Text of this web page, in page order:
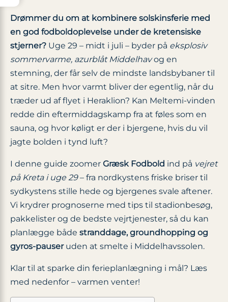
Drømmer du om at kombinere solskinsferie med
en god fodboldoplevelse under de kretensiske
stjerner? Uge 29 – midt i juli – byder på eksplosiv
sommervarme, azurblåt Middelhavog en
stemning, der får selv de mindste landsbybaner til
at sitre. Men hvor varmt bliver der egentlig, når du
træder ud af flyet i Heraklion? Kan Meltemi-vinden
redde din eftermiddagskamp fra at føles som en
sauna, og hvor køligt er der i bjergene, hvis du vil
jagte bolden i tynd luft?
I denne guide zoomer Græsk Fodbold ind på vejret
på Kreta i uge 29– fra nordkystens friske briser til
sydkystens stille hede og bjergenes svale aftener.
Vi krydrer prognoserne med tips til stadionbesøg,
pakkelister og de bedste vejrtjenester, så du kan
planlægge både stranddage, groundhopping og
gyros-pauseruden at smelte i Middelhavssolen.
Klar til at sparke din ferieplanlægning i mål? Læs
med nedenfor – varmen venter!